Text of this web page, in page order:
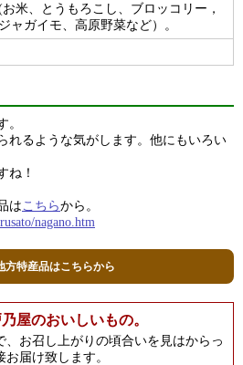
米、とうもろこし、ブロッコリー，
ャガイモ、高原野菜など）。
。
れるような気がします。他にもいろい
ね！
は こちらから。
nagano.htm
方特産品はこちらから
屋のおいしいもの。
、お召し上がりの頃合いを見はからっ
お届け致します。